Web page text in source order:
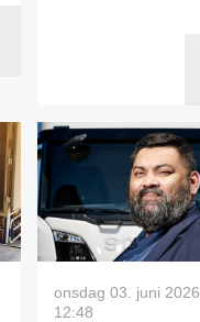
onsdag 03. juni 2026
12:48